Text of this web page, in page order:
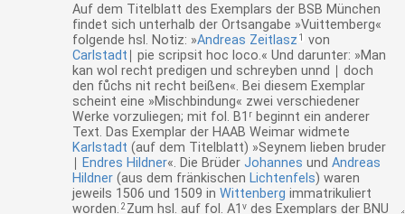
Auf dem Titelblatt des Exemplars der BSB München
findet sich unterhalb der Ortsangabe »Vuittemberg«
folgende hsl. Notiz: »Andreas Zeitlasz 1
von
Carlstadt ∣ pie scripsit hoc loco.« Und darunter: »Man
kan wol recht predigen und schreyben unnd ∣ doch
den fůchs nit recht beißen«. Bei diesem Exemplar
scheint eine »Mischbindung« zwei verschiedener
Werke vorzuliegen; mit fol. B1 r beginnt ein anderer
Text. Das Exemplar der HAAB Weimar widmete
Karlstadt (auf dem Titelblatt) »Seynem lieben bruder
∣ Endres Hildner«. Die Brüder Johannes und Andreas
Hildner (aus dem fränkischen Lichtenfels) waren
jeweils 1506 und 1509 in Wittenberg immatrikuliert
worden. 2 Zum hsl. auf fol. A1 v des Exemplars der BNU